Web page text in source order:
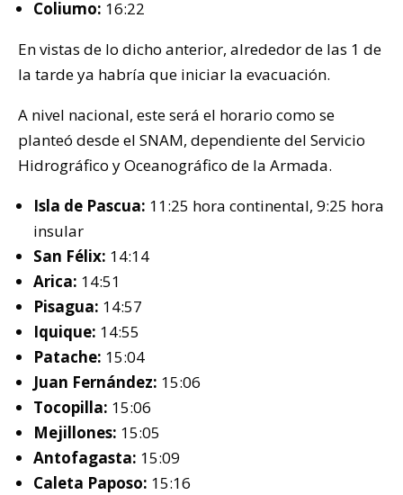
Coliumo: 16:22
En vistas de lo dicho anterior, alrededor de las 1 de
la tarde ya habría que iniciar la evacuación.
A nivel nacional, este será el horario como se
planteó desde el SNAM, dependiente del Servicio
Hidrográfico y Oceanográfico de la Armada.
Isla de Pascua: 11:25 hora continental, 9:25 hora
insular
San Félix: 14:14
Arica: 14:51
Pisagua: 14:57
Iquique: 14:55
Patache: 15:04
Juan Fernández: 15:06
Tocopilla: 15:06
Mejillones: 15:05
Antofagasta: 15:09
Caleta Paposo: 15:16